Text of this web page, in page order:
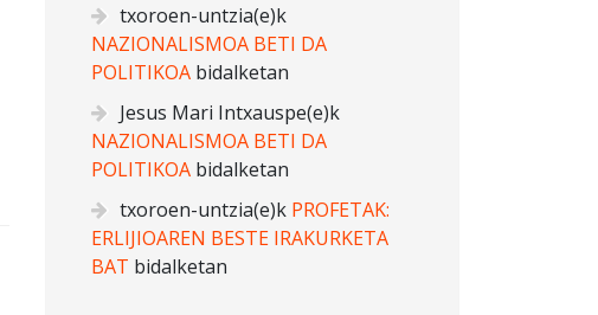
txoroen-untzia(e)k
NAZIONALISMOA BETI DA
POLITIKOA bidalketan
Jesus Mari Intxauspe(e)k
NAZIONALISMOA BETI DA
POLITIKOA bidalketan
txoroen-untzia(e)k PROFETAK:
ERLIJIOAREN BESTE IRAKURKETA
BAT bidalketan